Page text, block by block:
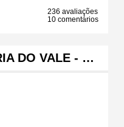
236 avaliações
10 comentários
DO VALE - …